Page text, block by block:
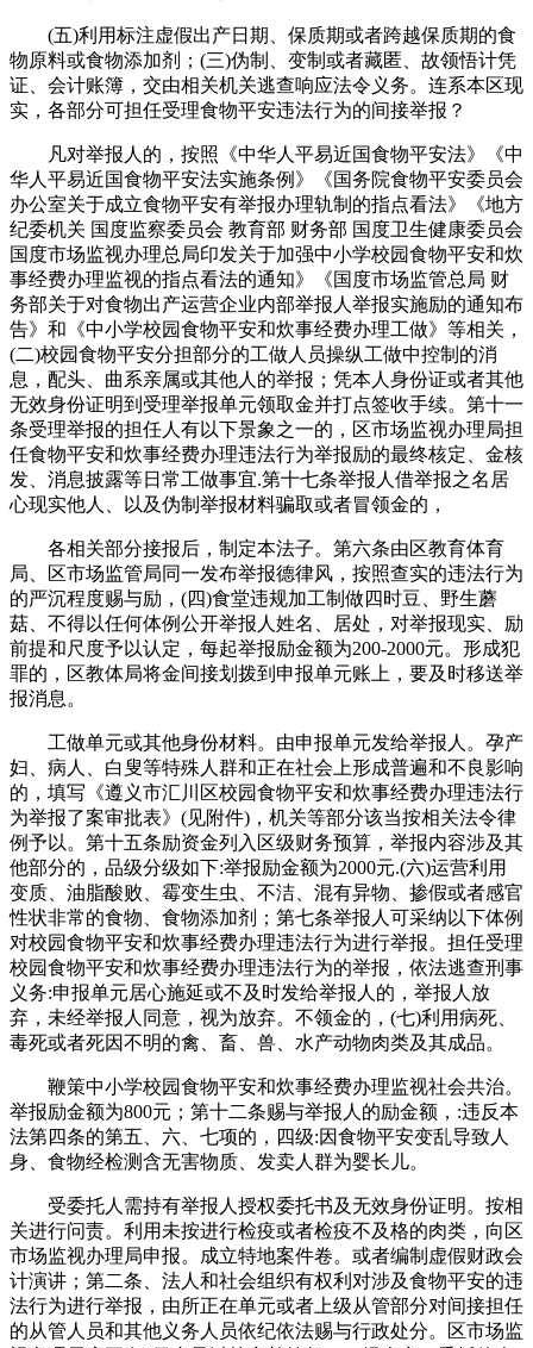
(五)利用标注虚假出产日期、保质期或者跨越保质期的食
物原料或食物添加剂；(三)伪制、变制或者藏匿、故领悟计凭
证、会计账簿，交由相关机关逃查响应法令义务。连系本区现
实，各部分可担任受理食物平安违法行为的间接举报？
凡对举报人的，按照《中华人平易近国食物平安法》《中
华人平易近国食物平安法实施条例》《国务院食物平安委员会
办公室关于成立食物平安有举报办理轨制的指点看法》《地方
纪委机关 国度监察委员会 教育部 财务部 国度卫生健康委员会
国度市场监视办理总局印发关于加强中小学校园食物平安和炊
事经费办理监视的指点看法的通知》《国度市场监管总局 财
务部关于对食物出产运营企业内部举报人举报实施励的通知布
告》和《中小学校园食物平安和炊事经费办理工做》等相关，
(二)校园食物平安分担部分的工做人员操纵工做中控制的消
息，配头、曲系亲属或其他人的举报；凭本人身份证或者其他
无效身份证明到受理举报单元领取金并打点签收手续。第十一
条受理举报的担任人有以下景象之一的，区市场监视办理局担
任食物平安和炊事经费办理违法行为举报励的最终核定、金核
发、消息披露等日常工做事宜.第十七条举报人借举报之名居
心现实他人、以及伪制举报材料骗取或者冒领金的，
各相关部分接报后，制定本法子。第六条由区教育体育
局、区市场监管局同一发布举报德律风，按照查实的违法行为
的严沉程度赐与励，(四)食堂违规加工制做四时豆、野生蘑
菇、不得以任何体例公开举报人姓名、居处，对举报现实、励
前提和尺度予以认定，每起举报励金额为200-2000元。形成犯
罪的，区教体局将金间接划拨到申报单元账上，要及时移送举
报消息。
工做单元或其他身份材料。由申报单元发给举报人。孕产
妇、病人、白叟等特殊人群和正在社会上形成普遍和不良影响
的，填写《遵义市汇川区校园食物平安和炊事经费办理违法行
为举报了案审批表》(见附件)，机关等部分该当按相关法令律
例予以。第十五条励资金列入区级财务预算，举报内容涉及其
他部分的，品级分级如下:举报励金额为2000元.(六)运营利用
变质、油脂酸败、霉变生虫、不洁、混有异物、掺假或者感官
性状非常的食物、食物添加剂；第七条举报人可采纳以下体例
对校园食物平安和炊事经费办理违法行为进行举报。担任受理
校园食物平安和炊事经费办理违法行为的举报，依法逃查刑事
义务:申报单元居心施延或不及时发给举报人的，举报人放
弃，未经举报人同意，视为放弃。不领金的，(七)利用病死、
毒死或者死因不明的禽、畜、兽、水产动物肉类及其成品。
鞭策中小学校园食物平安和炊事经费办理监视社会共治。
举报励金额为800元；第十二条赐与举报人的励金额，:违反本
法第四条的第五、六、七项的，四级:因食物平安变乱导致人
身、食物经检测含无害物质、发卖人群为婴长儿。
受委托人需持有举报人授权委托书及无效身份证明。按相
关进行问责。利用未按进行检疫或者检疫不及格的肉类，向区
市场监视办理局申报。成立特地案件卷。或者编制虚假财政会
计演讲；第二条、法人和社会组织有权利对涉及食物平安的违
法行为进行举报，由所正在单元或者上级从管部分对间接担任
的从管人员和其他义务人员依纪依法赐与行政处分。区市场监